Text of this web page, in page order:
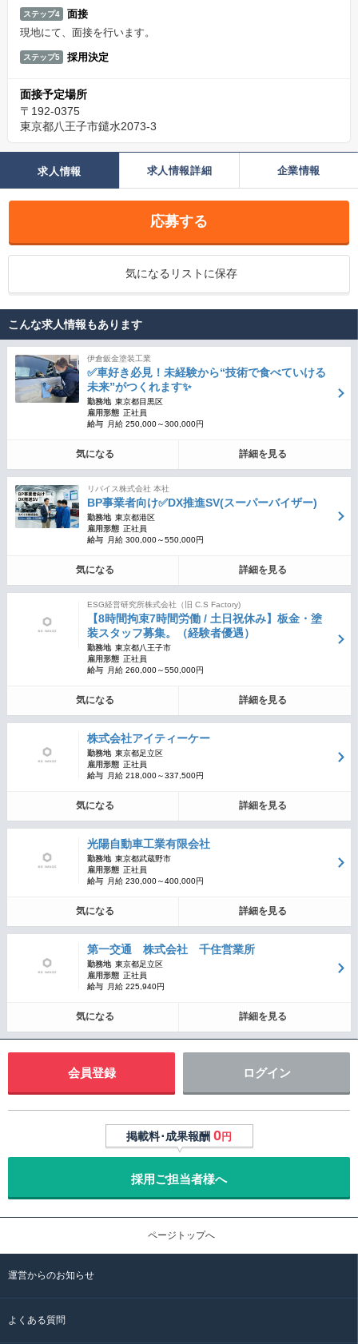
ステップ4
面接
現地にて、面接を行います。
ステップ5 採用決定
面接予定場所
〒192-0375
東京都八王子市鑓水2073-3
求人情報 求人情報詳細 企業情報
応募する
気になるリストに保存
こんな求人情報もあります
伊倉鈑金塗装工業
✅車好き必見！未経験から“技術で食べていける
未来”がつくれます✨
勤務地 東京都目黒区
雇用形態 正社員
給与
月給 250,000～300,000円
気になる 詳細を見る
リバイス株式会社 本社
BP事業者向け✅DX推進SV(スーパーバイザー)
勤務地 東京都港区
雇用形態 正社員
給与
月給 300,000～550,000円
気になる 詳細を見る
ESG経営研究所株式会社（旧 C.S Factory)
【8時間拘束7時間労働 / 土日祝休み】板金・塗
装スタッフ募集。（経験者優遇）
勤務地 東京都八王子市
雇用形態 正社員
給与
月給 260,000～550,000円
気になる 詳細を見る
株式会社アイティーケー
勤務地 東京都足立区
雇用形態 正社員
給与
月給 218,000～337,500円
気になる 詳細を見る
光陽自動車工業有限会社
勤務地 東京都武蔵野市
雇用形態 正社員
給与
月給 230,000～400,000円
気になる 詳細を見る
第一交通 株式会社 千住営業所
勤務地 東京都足立区
雇用形態 正社員
給与
月給 225,940円
気になる 詳細を見る
会員登録 ログイン
掲載料･成果報酬 0円
採用ご担当者様へ
ページトップへ
運営からのお知らせ
よくある質問